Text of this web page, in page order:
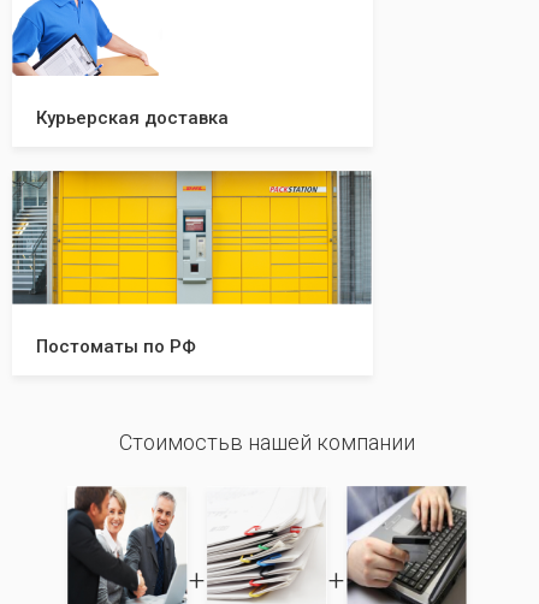
Курьерская доставка
Постоматы по РФ
Стоимостьв нашей компании